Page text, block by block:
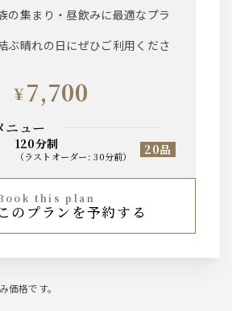
の集まり・昼飲みに最適なプラ
ぶ晴れの日にぜひご利用くださ
¥7,700
ニュー
120分制
（ ラストオーダー:30分前） 20品
・モルツ中瓶
book this plan
このプランを予約する
価格です。